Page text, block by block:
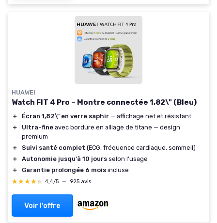
HUAWEI
Watch FIT 4 Pro – Montre connectée 1,82\" (Bleu)
＋ Écran 1,82\" en verre saphir — affichage net et résistant
＋
Ultra-fine avec bordure en alliage de titane — design
premium
＋
Suivi santé complet (ECG, fréquence cardiaque, sommeil)
＋
Autonomie jusqu'à 10 jours selon l'usage
＋
Garantie prolongée 6 mois incluse
★★★★★
★★★★★ 4,4/5 — 925 avis
Voir l'offre